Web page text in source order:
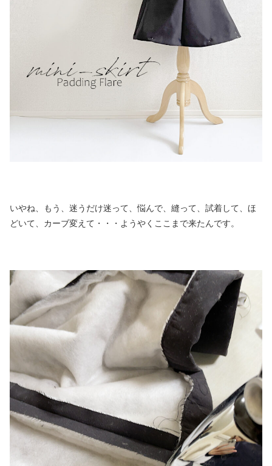
いやね、もう、迷うだけ迷って、悩んで、縫って、試着して、ほ
どいて、カーブ変えて・・・ようやくここまで来たんです。